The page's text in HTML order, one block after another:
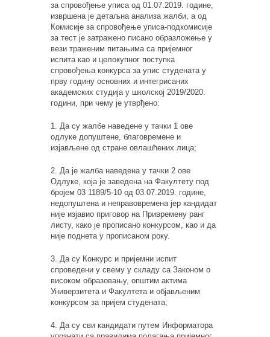
за спровођење уписа од 01.07.2019. године,
извршена је детаљна анализа жалби, а од
Комисије за спровођење уписа-подкомисије
за тест је затражено писано образложење у
вези траженим питањима са пријемног
испита као и целокупног поступка
спровођења конкурса за упис студената у
прву годину основних и интегрисаних
академских студија у школској 2019/2020.
години, при чему је утврђено:
1. Да су жалбе наведене у тачки 1 ове
одлуке допуштене, благовремене и
изјављене од стране овлашћених лица;
2. Да је жалба наведена у тачки 2 ове
Одлуке, која је заведена на Факултету под
бројем 03 1189/5-10 од 03.07.2019. године,
недопуштена и неправовремена јер кандидат
није изјавио приговор на Привремену ранг
листу, како је прописано конкурсом, као и да
није поднета у прописаном року.
3. Да су Конкурс и пријемни испит
спроведени у свему у складу са Законом о
високом образовању, општим актима
Универзитета и Факултета и објављеним
конкурсом за пријем студената;
4. Да су сви кандидати путем Информатора